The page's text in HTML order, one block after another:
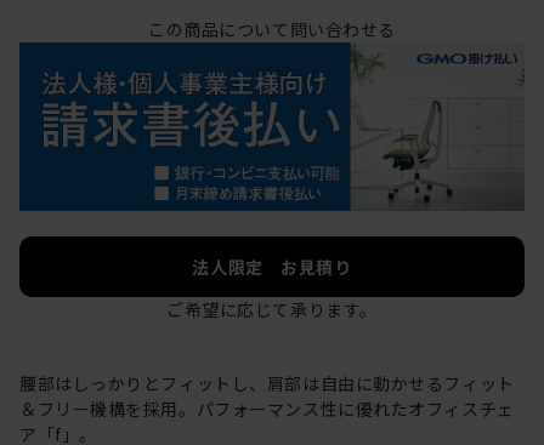
この商品について問い合わせる
法人限定 お見積り
ご希望に応じて承ります。
腰部はしっかりとフィットし、肩部は自由に動かせるフィット
＆フリー機構を採用。パフォーマンス性に優れたオフィスチェ
ア「f」。